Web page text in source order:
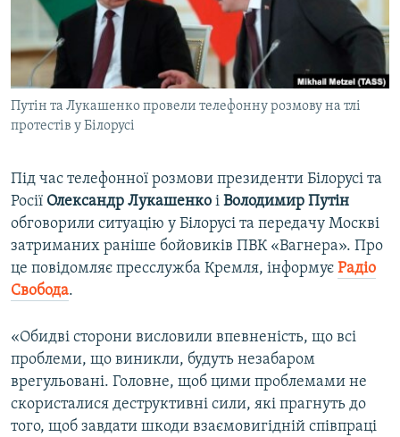
ВІДЕОУРОКИ «ELIFBE»
СВІДЧЕННЯ ОКУПАЦІЇ
УКРАЇНСЬКА ПРОБЛЕМА КРИМУ
ІНФОГРАФІКА
Русский
Qırımtatar
ДОЛУЧАЙСЯ!
Усі сайти RFE/RL
Путін та Лукашенко провели телефонну розмову на тлі
протестів у Білорусі
Під час телефонної розмови президенти Білорусі та
Росії Олександр Лукашенко і Володимир Путін
обговорили ситуацію у Білорусі та передачу Москві
затриманих раніше бойовиків ПВК «Вагнера». Про
це повідомляє пресслужба Кремля, інформує Радіо
Свобода.
«Обидві сторони висловили впевненість, що всі
проблеми, що виникли, будуть незабаром
врегульовані. Головне, щоб цими проблемами не
скористалися деструктивні сили, які прагнуть до
того, щоб завдати шкоди взаємовигідній співпраці